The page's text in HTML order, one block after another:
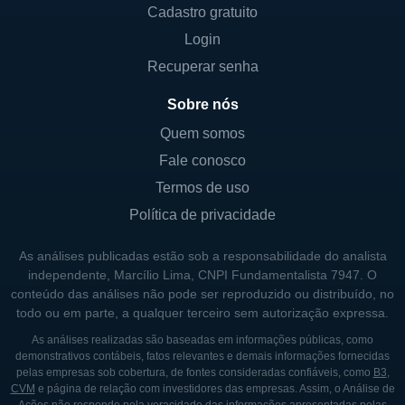
O modelo de negócios da Blackbaud é
baseado em assinaturas e licenças, o que
Este modelo permite que a empresa
mantenha um relacionamento contínuo com
seus clientes, além de possibilitar a
atualização frequente de seus produtos e
tenham acesso às tecnologias mais
recentes.
CONTROLADORES E PRINCIPAIS
A Blackbaud está estruturada como uma
empresa de capital aberto, listada na bolsa
Cadastro gratuito
Login
Recuperar senha
Sobre nós
Quem somos
Fale conosco
Termos de uso
Política de privacidade
As análises publicadas estão sob a responsabilidade do analista
independente, Marcílio Lima, CNPI Fundamentalista 7947. O
conteúdo das análises não pode ser reproduzido ou distribuído, no
todo ou em parte, a qualquer terceiro sem autorização expressa.
As análises realizadas são baseadas em informações públicas, como
demonstrativos contábeis, fatos relevantes e demais informações fornecidas
pelas empresas sob cobertura, de fontes consideradas confiáveis, como B3,
CVM e página de relação com investidores das empresas. Assim, o Análise de